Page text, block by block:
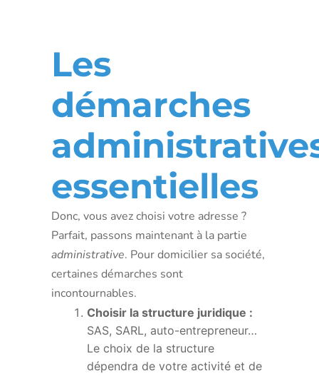
Les
démarches
essentielles
Donc, vous avez choisi votre adresse ?
Parfait, passons maintenant à la partie
administrative. Pour domicilier sa société,
certaines démarches sont
incontournables.
Choisir la structure juridique :
SAS, SARL, auto-entrepreneur…
Le choix de la structure
dépendra de votre activité et de